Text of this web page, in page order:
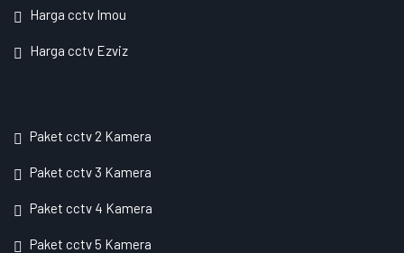
Harga cctv Imou
Harga cctv Ezviz
Paket cctv 2 Kamera
Paket cctv 3 Kamera
Paket cctv 4 Kamera
Paket cctv 5 Kamera